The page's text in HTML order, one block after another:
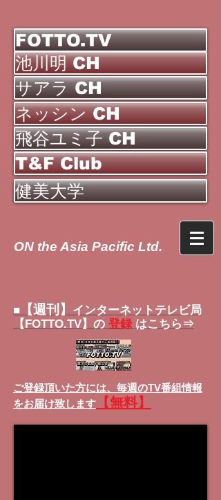
FOTTO.TV
池川明 CH
サアラ CH
ネッシン CH
飛谷ユミ子 CH
T&F Club
健美大学
ON the Asia Pacific Ltd.
■ 【週刊】
インターネットテレビ局
【FOTTO.TV】の 登録 はこちら⇒
ご登録頂いた方には、 毎週のTV番組情報
をお届け致します
【無料】